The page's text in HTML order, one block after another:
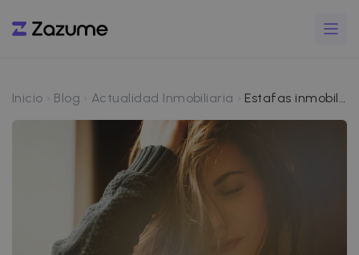
Inicio Blog Actualidad Inmobiliaria Estafas inmobiliarias al alquilar piso: cómo identificarlas y evitarlas